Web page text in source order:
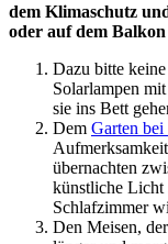
dem Klimaschutz
oder auf dem
Dazu bitte
Solarlampen
sie ins Bett
Dem Garten
übernachten
künstliche Licht
Schlafzimmer
Den Meisen,